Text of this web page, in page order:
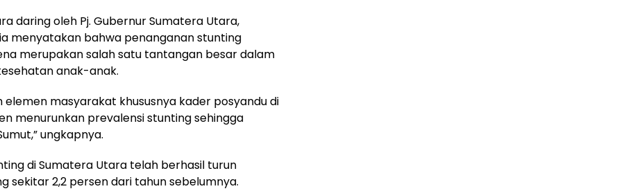
daring oleh Pj. Gubernur Sumatera Utara,
menyatakan bahwa penanganan stunting
merupakan salah satu tantangan besar dalam
anak-anak.
elemen masyarakat khususnya kader posyandu di
menurunkan prevalensi stunting sehingga
ungkapnya.
di Sumatera Utara telah berhasil turun
sekitar 2,2 persen dari tahun sebelumnya.